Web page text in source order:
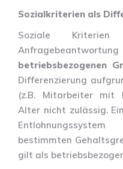
Sozialkriterien als
Soziale
betriebsbezogenen
Differenzierung
(z.B. Mitarbeiter mit
Alter nicht zulässig.
bestimmten
gilt als